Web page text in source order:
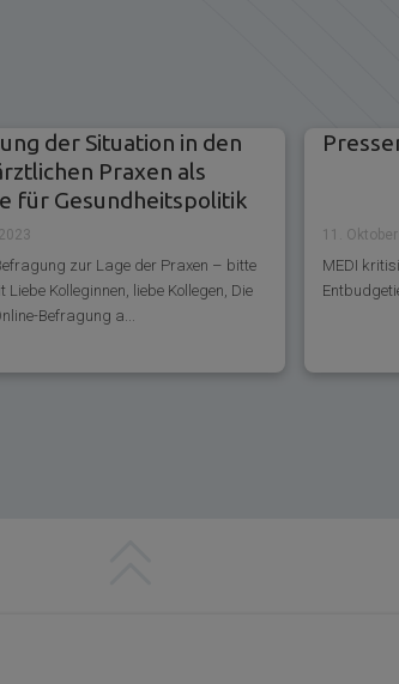
der Situation in den
Praxen als
für Gesundheitspolitik
zur Lage der Praxen – bitte
Liebe Kolleginnen, liebe Kollegen, Die
Befragung a...
11.
MEDI